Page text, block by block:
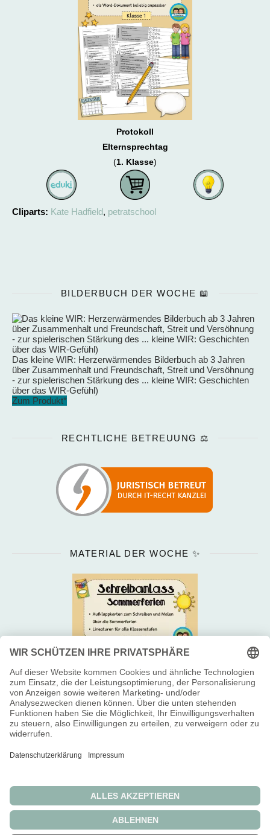
Protokoll
Elternsprechtag
(1. Klasse)
Cliparts: Kate Hadfield, petratschool
BILDERBUCH DER WOCHE 📖
Das kleine WIR: Herzerwärmendes Bilderbuch ab 3 Jahren
über Zusammenhalt und Freundschaft, Streit und Versöhnung
- zur spielerischen Stärkung des ... kleine WIR: Geschichten
über das WIR-Gefühl)
Zum Produkt*
RECHTLICHE BETREUUNG ⚖️
MATERIAL DER WOCHE ✨
Newsletter 📬 Über uns 😊 Impressum 👥 Widerrufsbelehrung